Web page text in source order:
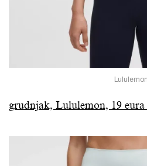
Lululemon
grudnjak, Lululemon, 19 eura